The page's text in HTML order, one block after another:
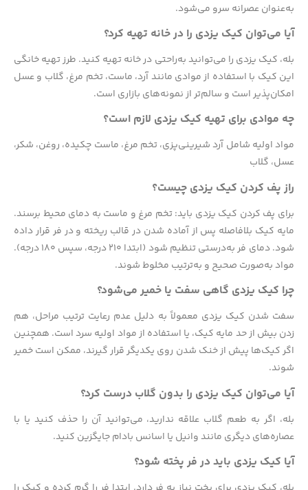
به‌عنوان عصرانه سرو می‌شود.
آیا می‌توان کیک یزدی را در خانه تهیه کرد؟
بله، کیک یزدی را می‌توانید به‌راحتی در خانه تهیه کنید. طرز تهیه خانگی
این کیک با استفاده از موادی مانند آرد، ماست، تخم مرغ، گلاب و عسل
امکان‌پذیر است و سالم‌تر از نمونه‌های بازاری است.
چه موادی برای تهیه کیک یزدی لازم است؟
مواد اولیه شامل آرد شیرینی‌پزی، تخم مرغ، ماست چکیده، روغن، شکر،
عسل، گلاب
راز پف کردن کیک یزدی چیست؟
برای پف کردن کیک یزدی باید: تخم مرغ و ماست به دمای محیط برسند.
مایه کیک بلافاصله پس از آماده شدن در قالب ریخته و در فر قرار داده
شود. دمای فر به‌درستی تنظیم شود (ابتدا ۲۱۰ درجه، سپس ۱۸۰ درجه).
مواد به‌صورت صحیح و به‌ترتیب مخلوط شوند.
چرا کیک یزدی گاهی سفت یا خمیر می‌شود؟
سفت شدن کیک یزدی معمولاً به دلیل عدم رعایت ترتیب مراحل، هم
زدن بیش از حد مایه کیک، یا استفاده از مواد اولیه سرد است. همچنین
اگر کیک‌ها پیش از خنک شدن روی یکدیگر قرار گیرند، ممکن است خمیر
شوند.
آیا می‌توان کیک یزدی را بدون گلاب درست کرد؟
بله، اگر به طعم گلاب علاقه ندارید، می‌توانید آن را حذف کنید یا با
عصاره‌های دیگری مانند وانیل یا اسانس بادام جایگزین کنید.
آیا کیک یزدی باید در فر پخته شود؟